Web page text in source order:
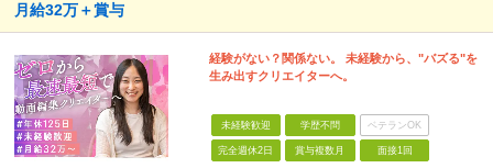
月給32万＋賞与
経験がない？関係ない。 未経験から、"バズる"を
生み出すクリエイターへ。
未経験歓迎 学歴不問 ベテランOK
完全週休2日 賞与複数月 面接1回